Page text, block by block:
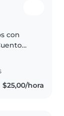
con
en
$25,00/hora